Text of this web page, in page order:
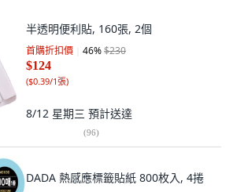
半透明便利貼, 160張, 2個
首購折扣價 46%$230
$124
($0.39/1張)
8/12 星期三 預計送達
(96)
DADA 熱感應標籤貼紙 800枚入, 4捲